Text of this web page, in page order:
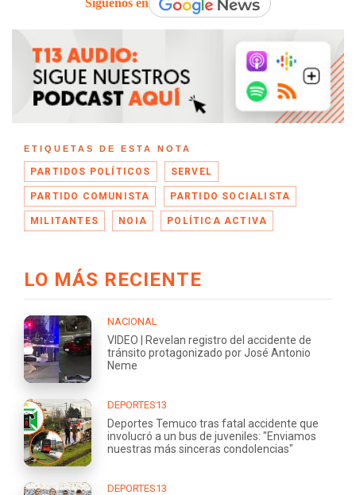
Síguenos en
ETIQUETAS DE ESTA NOTA
PARTIDOS POLÍTICOS SERVEL
PARTIDO COMUNISTA PARTIDO SOCIALISTA
MILITANTES NOIA POLÍTICA ACTIVA
LO MÁS RECIENTE
NACIONAL
VIDEO | Revelan registro del accidente de
tránsito protagonizado por José Antonio
Neme
DEPORTES13
Deportes Temuco tras fatal accidente que
involucró a un bus de juveniles: "Enviamos
nuestras más sinceras condolencias"
DEPORTES13